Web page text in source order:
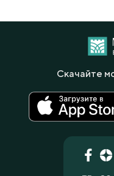
Скачайте